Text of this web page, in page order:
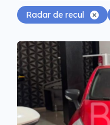
Radar de recul